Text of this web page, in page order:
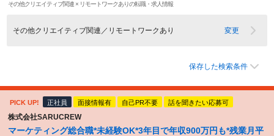
その他クリエイティブ関連 × リモートワークありの転職・求人情報
その他クリエイティブ関連／リモートワークあり 変更
保存した検索条件
PICK UP! 正社員 面接情報有 自己PR不要 話を聞きたい応募可
株式会社SARUCREW
マーケティング総合職*未経験OK*3年目で年収900万円も*残業月平